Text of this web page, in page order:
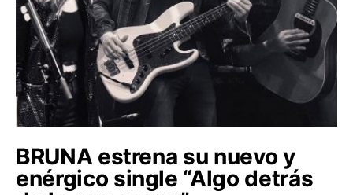
BRUNA estrena su nuevo y
enérgico single “Algo detrás